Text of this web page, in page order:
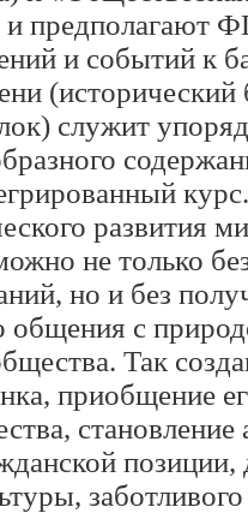
и предполагают
и событий к
(исторический
служит
развития
не только
но и без
общения с
Так
приобщение
становление
позиции,